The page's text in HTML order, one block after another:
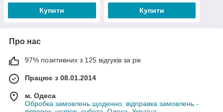
Купити Купити
Про нас
97% позитивних з 125 відгуків за рік
Працює з 08.01.2014
м. Одеса
Обробка замовлень щоденно, відправка замовлень -